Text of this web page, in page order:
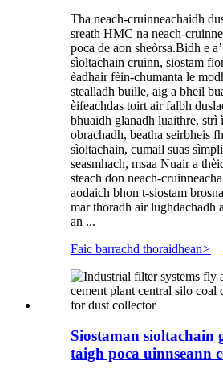
Tha neach-cruinneachaidh
sreath HMC na neach-
poca de aon sheòrsa.Bidh e
sìoltachain cruinn, siostam
èadhair fèin-chumanta le
stealladh buille, aig a bheil
èifeachdas toirt air falbh
bhuaidh glanadh luaithre, strì
obrachadh, beatha seirbheis
sìoltachain, cumail suas
seasmhach, msaa Nuair a
steach don neach-
aodaich bhon t-siostam
mar thoradh air lughdachadh
an ...
Faic barrachd thoraidhean>
Siostaman sìoltachain
taigh poca uinnseann